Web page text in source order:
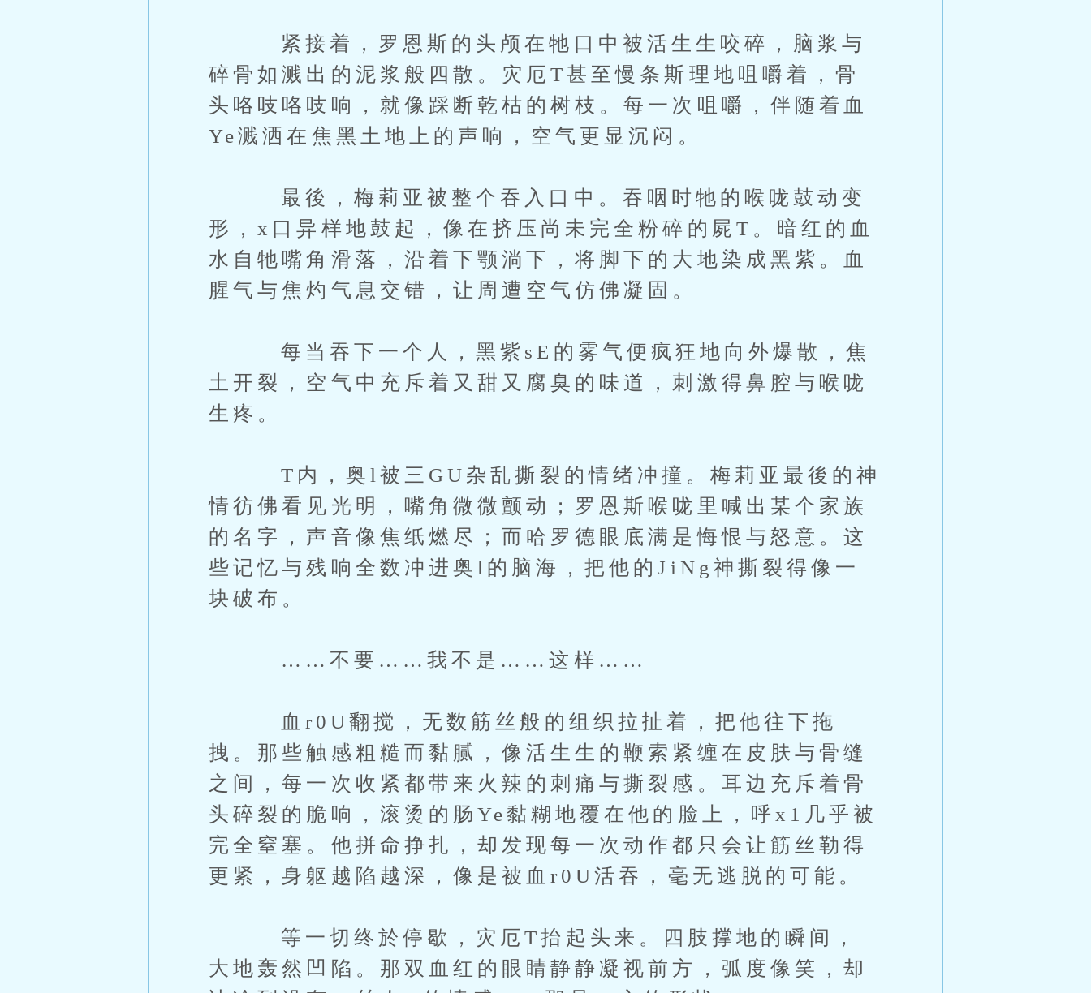
紧接着，罗恩斯的头颅在牠口中被活生生咬碎，脑浆与
碎骨如溅出的泥浆般四散。灾厄T甚至慢条斯理地咀嚼着，骨
头咯吱咯吱响，就像踩断乾枯的树枝。每一次咀嚼，伴随着血
Ye溅洒在焦黑土地上的声响，空气更显沉闷。
最後，梅莉亚被整个吞入口中。吞咽时牠的喉咙鼓动变
形，x口异样地鼓起，像在挤压尚未完全粉碎的屍T。暗红的血
水自牠嘴角滑落，沿着下颚淌下，将脚下的大地染成黑紫。血
腥气与焦灼气息交错，让周遭空气仿佛凝固。
每当吞下一个人，黑紫sE的雾气便疯狂地向外爆散，焦
土开裂，空气中充斥着又甜又腐臭的味道，刺激得鼻腔与喉咙
生疼。
T内，奥l被三GU杂乱撕裂的情绪冲撞。梅莉亚最後的神
情彷佛看见光明，嘴角微微颤动；罗恩斯喉咙里喊出某个家族
的名字，声音像焦纸燃尽；而哈罗德眼底满是悔恨与怒意。这
些记忆与残响全数冲进奥l的脑海，把他的JiNg神撕裂得像一
块破布。
……不要……我不是……这样……
血r0U翻搅，无数筋丝般的组织拉扯着，把他往下拖
拽。那些触感粗糙而黏腻，像活生生的鞭索紧缠在皮肤与骨缝
之间，每一次收紧都带来火辣的刺痛与撕裂感。耳边充斥着骨
头碎裂的脆响，滚烫的肠Ye黏糊地覆在他的脸上，呼x1几乎被
完全窒塞。他拼命挣扎，却发现每一次动作都只会让筋丝勒得
更紧，身躯越陷越深，像是被血r0U活吞，毫无逃脱的可能。
等一切终於停歇，灾厄T抬起头来。四肢撑地的瞬间，
大地轰然凹陷。那双血红的眼睛静静凝视前方，弧度像笑，却